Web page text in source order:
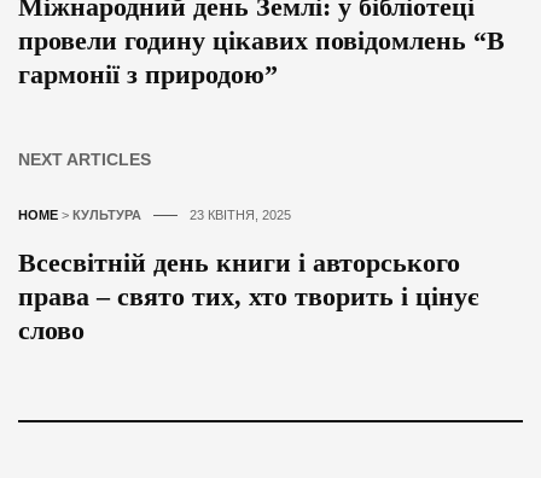
Міжнародний день Землі: у бібліотеці
провели годину цікавих повідомлень “В
гармонії з природою”
NEXT ARTICLES
HOME > КУЛЬТУРА 23 КВІТНЯ, 2025
Всесвітній день книги і авторського
права – свято тих, хто творить і цінує
слово